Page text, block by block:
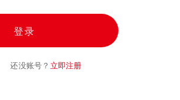
登录
还没账号？ 立即注册